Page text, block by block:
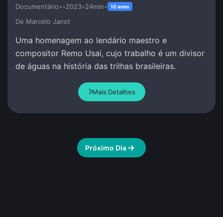
Documentário••2023•24min• 10 anos
De Marcelo Janot
Uma homenagem ao lendário maestro e
compositor Remo Usai, cujo trabalho é um divisor
de águas na história das trilhas brasileiras.
Mais Detalhes
Próximo Dia